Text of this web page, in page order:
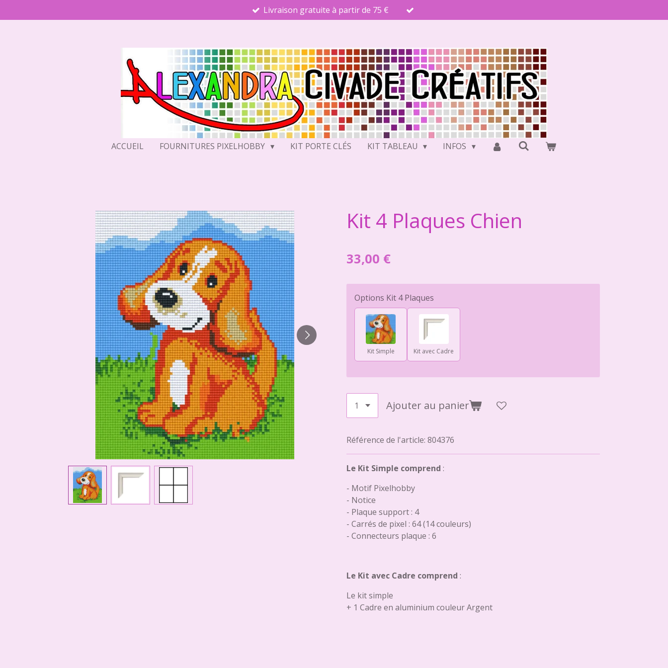
au
Livraison gratuite à partir de 75 €
ACCUEIL FOURNITURES PIXELHOBBY KIT PORTE CLÉS KIT TABLEAU INFOS
Kit 4 Plaques Chien
33,00 €
Options Kit 4 Plaques
Kit Simple Kit avec Cadre
Ajouter au panier
Référence de l'article: 804376
Le Kit Simple comprend :
- Motif Pixelhobby
- Notice
- Plaque support : 4
- Carrés de pixel : 64 (14 couleurs)
- Connecteurs plaque : 6
Le Kit avec Cadre comprend :
Le kit simple
+ 1 Cadre en aluminium couleur Argent